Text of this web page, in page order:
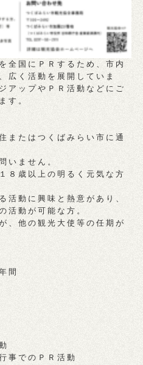
全国にＰＲするため、市内
広く活動を展開していま
アップやＰＲ活動などにご
す。
またはつくばみらい市に通
いません。
８歳以上の明るく元気な方
活動に興味と熱意があり、
活動が可能な方。
、他の観光大使等の任期が
間
事でのＰＲ活動